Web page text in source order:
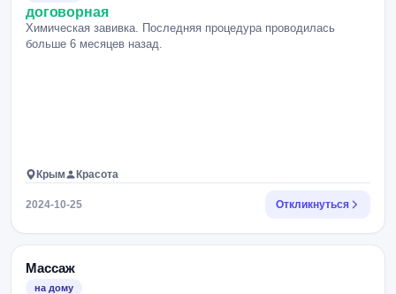
договорная
Химическая завивка. Последняя процедура проводилась
больше 6 месяцев назад.
Крым Красота
2024-10-25 Откликнуться
Массаж
на дому